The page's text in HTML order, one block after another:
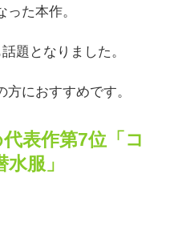
た本作。
題となりました。
におすすめです。
表作第7位「コ
服」